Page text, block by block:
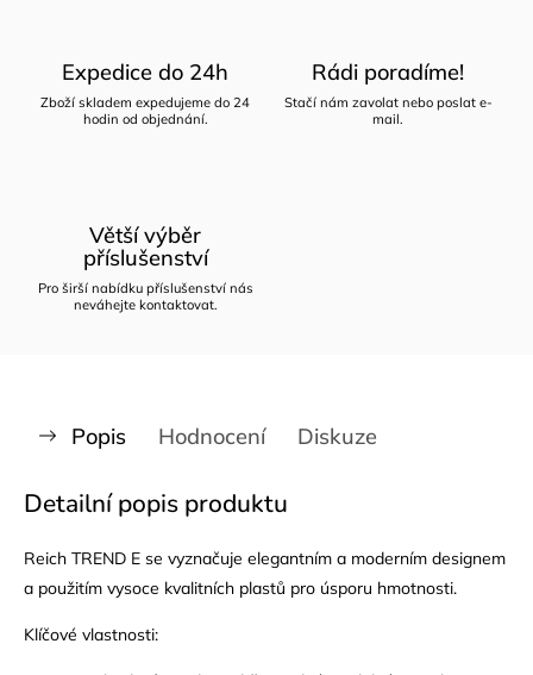
Expedice do 24h
Zboží skladem expedujeme do 24
hodin od objednání.
Rádi poradíme!
Stačí nám zavolat nebo poslat e-
mail.
Větší výběr
příslušenství
Pro širší nabídku příslušenství nás
neváhejte kontaktovat.
Popis Hodnocení Diskuze
Detailní popis produktu
Reich TREND E se vyznačuje elegantním a moderním designem
a použitím vysoce kvalitních plastů pro úsporu hmotnosti.
Klíčové vlastnosti: